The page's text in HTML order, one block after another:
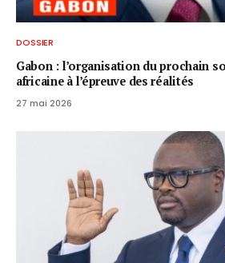
DOSSIER
Gabon : l’organisation du prochain
africaine à l’épreuve des réalités
27 mai 2026